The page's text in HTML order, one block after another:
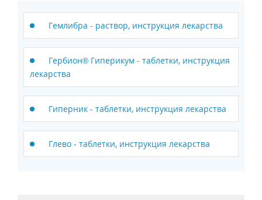
Гемлибра - раствор, инструкция лекарства
Гербион® Гиперикум - таблетки, инструкция
лекарства
Гиперник - таблетки, инструкция лекарства
Глево - таблетки, инструкция лекарства